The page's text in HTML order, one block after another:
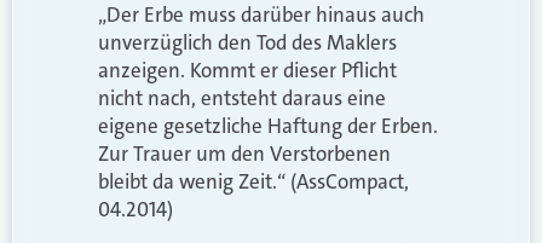
„Der Erbe muss darüber hinaus auch
unverzüglich den Tod des Maklers
anzeigen. Kommt er dieser Pflicht
nicht nach, entsteht daraus eine
eigene gesetzliche Haftung der Erben.
Zur Trauer um den Verstorbenen
bleibt da wenig Zeit.“ (AssCompact,
04.2014)